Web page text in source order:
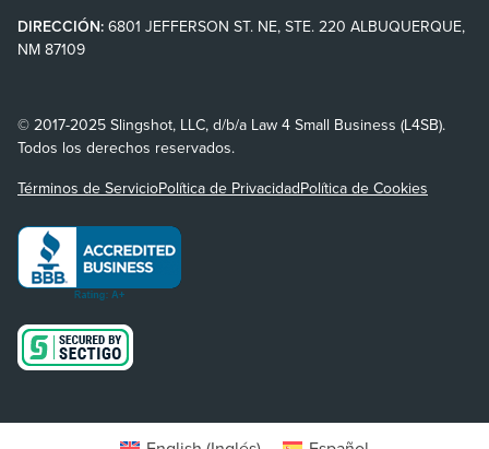
DIRECCIÓN: 6801 JEFFERSON ST. NE, STE. 220 ALBUQUERQUE,
NM 87109
© 2017-2025 Slingshot, LLC, d/b/a Law 4 Small Business (L4SB).
Todos los derechos reservados.
Términos de ServicioPolítica de PrivacidadPolítica de Cookies